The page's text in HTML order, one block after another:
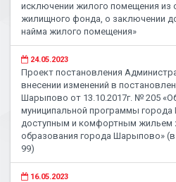
исключении жилого помещения из
жилищного фонда, о заключении
найма жилого помещения»
24.05.2023
Проект постановления
внесении изменений в
Шарыпово от 13.10.2017г. № 205
муниципальной программы
доступным и комфортным жильем
образования города Шарыпово»
99)
16.05.2023